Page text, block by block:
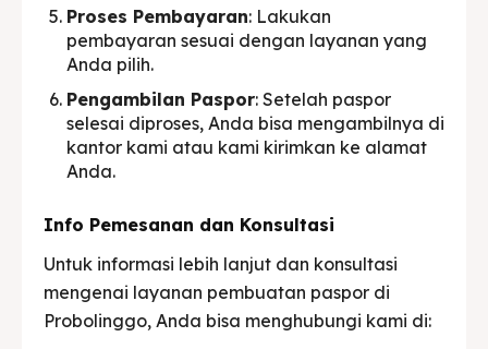
Proses Pembayaran: Lakukan
pembayaran sesuai dengan layanan yang
Anda pilih.
Pengambilan Paspor: Setelah paspor
selesai diproses, Anda bisa mengambilnya di
kantor kami atau kami kirimkan ke alamat
Anda.
Info Pemesanan dan Konsultasi
Untuk informasi lebih lanjut dan konsultasi
mengenai layanan pembuatan paspor di
Probolinggo, Anda bisa menghubungi kami di: